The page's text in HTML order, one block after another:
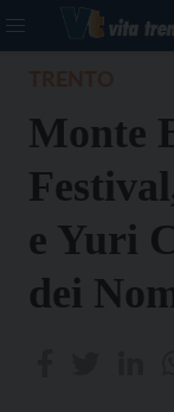
Monte
e Yuri
dei